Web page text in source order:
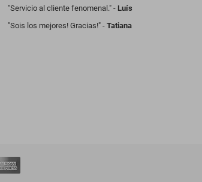
"Servicio al cliente fenomenal." - Luís
"Sois los mejores! Gracias!" - Tatiana